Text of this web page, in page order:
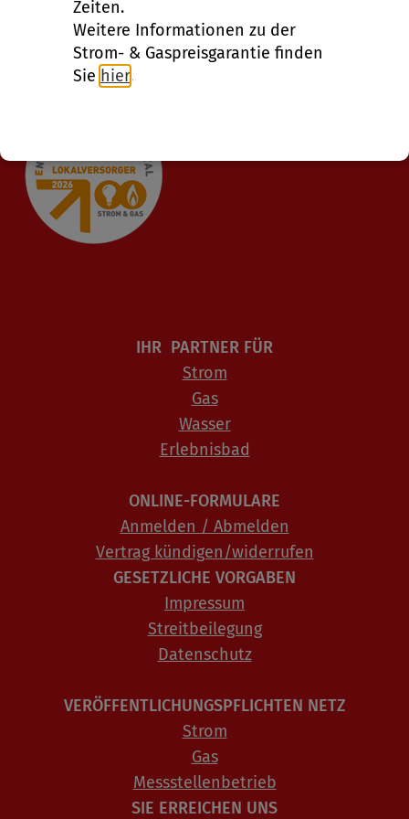
Fax 0 52 81/915-146
IHR PARTNER FÜR
Strom
Gas
Wasser
Erlebnisbad
ONLINE-FORMULARE
Anmelden / Abmelden
Vertrag kündigen/widerrufen
GESETZLICHE VORGABEN
Impressum
Streitbeilegung
Datenschutz
VERÖFFENTLICHUNGSPFLICHTEN NETZ
Strom
Gas
Messstellenbetrieb
SIE ERREICHEN UNS
Zeiten.
Weitere Informationen zu der
Strom- & Gaspreisgarantie finden
Sie hier.